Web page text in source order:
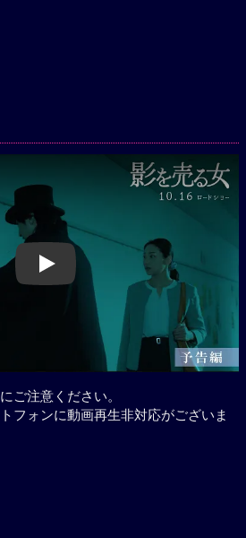
Play
ご注意ください。
フォンに動画再生非対応がございま